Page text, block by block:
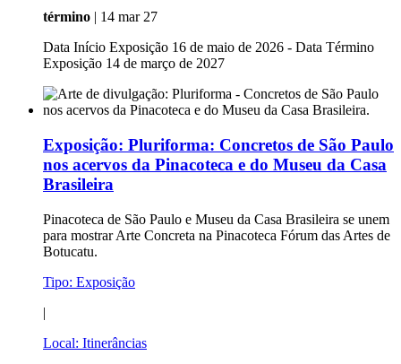
término | 14 mar 27
Data Início Exposição 16 de maio de 2026 - Data Término
Exposição 14 de março de 2027
Exposição: Pluriforma: Concretos de São Paulo
nos acervos da Pinacoteca e do Museu da Casa
Brasileira
Pinacoteca de São Paulo e Museu da Casa Brasileira se unem
para mostrar Arte Concreta na Pinacoteca Fórum das Artes de
Botucatu.
Tipo: Exposição
|
Local: Itinerâncias